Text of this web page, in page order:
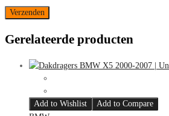
Gerelateerde producten
Add to Wishlist
Add to Compare